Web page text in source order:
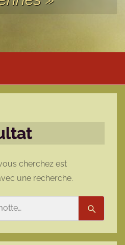
cherchez est
une recherche.